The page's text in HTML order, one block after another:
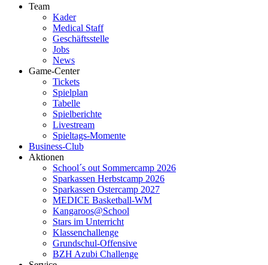
Team
Kader
Medical Staff
Geschäftsstelle
Jobs
News
Game-Center
Tickets
Spielplan
Tabelle
Spielberichte
Livestream
Spieltags-Momente
Business-Club
Aktionen
School´s out Sommercamp 2026
Sparkassen Herbstcamp 2026
Sparkassen Ostercamp 2027
MEDICE Basketball-WM
Kangaroos@School
Stars im Unterricht
Klassenchallenge
Grundschul-Offensive
BZH Azubi Challenge